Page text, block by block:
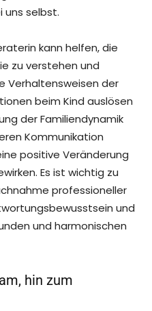
uns selbst.
kann helfen, die
zu verstehen und
Verhaltensweisen der
beim Kind auslösen
der Familiendynamik
Kommunikation
positive Veränderung
Es ist wichtig zu
professioneller
und
und harmonischen
hin zum